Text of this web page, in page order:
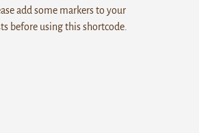
add some markers to your
before using this shortcode.